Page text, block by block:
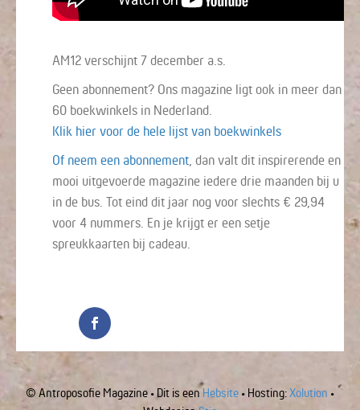
AM12 verschijnt 7 december a.s.
Geen abonnement? Ons magazine ligt ook in meer dan
60 boekwinkels in Nederland.
Klik hier voor de hele lijst van boekwinkels
Of neem een abonnement , dan valt dit inspirerende en
mooi uitgevoerde magazine iedere drie maanden bij u
in de bus. Tot eind dit jaar nog voor slechts € 29,94
voor 4 nummers. En je krijgt er een setje
spreukkaarten bij cadeau.
© Antroposofie Magazine • Dit is eenHebsite • Hosting:Xolution •